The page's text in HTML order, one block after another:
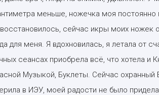
меньше, ножечка моя постоянно
сейчас икры моих ножек
для меня. Я вдохновилась, я летала от
сеансах приобрела всё, что хотела и
Музыкой, Буклеты. Сейчас охранный
в ИЭУ, моей радости не было